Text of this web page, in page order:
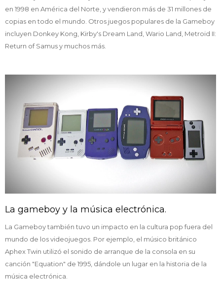
en 1998 en América del Norte, y vendieron más de 31 millones de
copias en todo el mundo. Otros juegos populares de la Gameboy
incluyen Donkey Kong, Kirby's Dream Land, Wario Land, Metroid II:
Return of Samus y muchos más.
La gameboy y la música electrónica.
La Gameboy también tuvo un impacto en la cultura pop fuera del
mundo de los videojuegos. Por ejemplo, el músico británico
Aphex Twin utilizó el sonido de arranque de la consola en su
canción "Equation" de 1995, dándole un lugar en la historia de la
música electrónica.